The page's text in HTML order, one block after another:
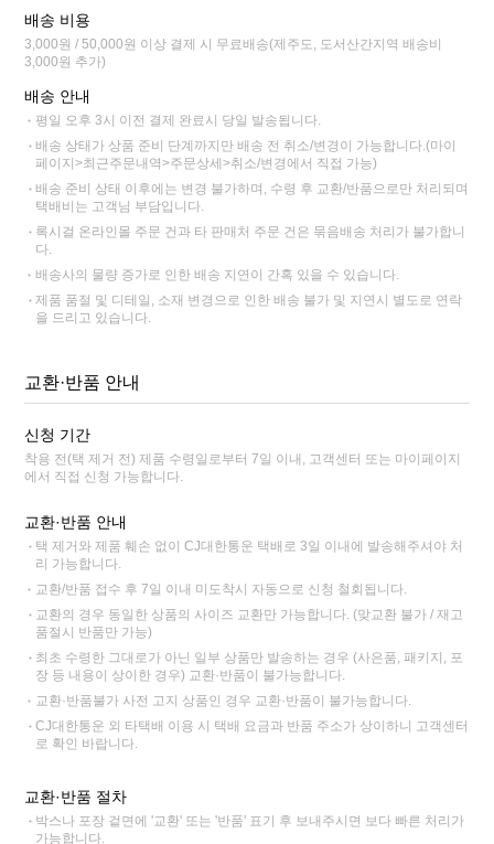
배송 비용
3,000원 / 50,000원 이상 결제 시 무료배송(제주도, 도서산간지역 배송비
3,000원 추가)
배송 안내
평일 오후 3시 이전 결제 완료시 당일 발송됩니다.
배송 상태가 상품 준비 단계까지만 배송 전 취소/변경이 가능합니다.(마이
페이지>최근주문내역>주문상세>취소/변경에서 직접 가능)
배송 준비 상태 이후에는 변경 불가하며, 수령 후 교환/반품으로만 처리되며
택배비는 고객님 부담입니다.
록시걸 온라인몰 주문 건과 타 판매처 주문 건은 묶음배송 처리가 불가합니
다.
배송사의 물량 증가로 인한 배송 지연이 간혹 있을 수 있습니다.
제품 품절 및 디테일, 소재 변경으로 인한 배송 불가 및 지연시 별도로 연락
을 드리고 있습니다.
교환·반품 안내
신청 기간
착용 전(택 제거 전) 제품 수령일로부터 7일 이내, 고객센터 또는 마이페이지
에서 직접 신청 가능합니다.
교환·반품 안내
택 제거와 제품 훼손 없이 CJ대한통운 택배로 3일 이내에 발송해주셔야 처
리 가능합니다.
교환/반품 접수 후 7일 이내 미도착시 자동으로 신청 철회됩니다.
교환의 경우 동일한 상품의 사이즈 교환만 가능합니다. (맞교환 불가 / 재고
품절시 반품만 가능)
최초 수령한 그대로가 아닌 일부 상품만 발송하는 경우 (사은품, 패키지, 포
장 등 내용이 상이한 경우) 교환·반품이 불가능합니다.
교환·반품불가 사전 고지 상품인 경우 교환·반품이 불가능합니다.
CJ대한통운 외 타택배 이용 시 택배 요금과 반품 주소가 상이하니 고객센터
로 확인 바랍니다.
교환·반품 절차
박스나 포장 겉면에 '교환' 또는 '반품' 표기 후 보내주시면 보다 빠른 처리가
가능합니다.